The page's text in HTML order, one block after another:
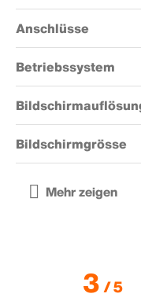
Anschlüsse
Betriebssystem
Bildschirmgrösse
3/5